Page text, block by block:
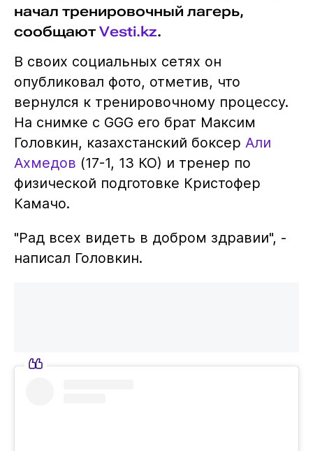
начал тренировочный лагерь,
сообщают Vesti.kz.
В своих социальных сетях он
опубликовал фото, отметив, что
вернулся к тренировочному процессу.
На снимке с GGG его брат Максим
Головкин, казахстанский боксер Али
Ахмедов (17-1, 13 КО) и тренер по
физической подготовке Кристофер
Камачо.
"Рад всех видеть в добром здравии", -
написал Головкин.